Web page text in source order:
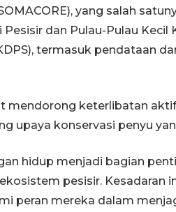
yang salah
dan Pulau-Pulau Kecil
termasuk pendataan
mendorong keterlibatan
upaya konservasi penyu
hidup menjadi bagian
pesisir. Kesadaran
peran mereka dalam